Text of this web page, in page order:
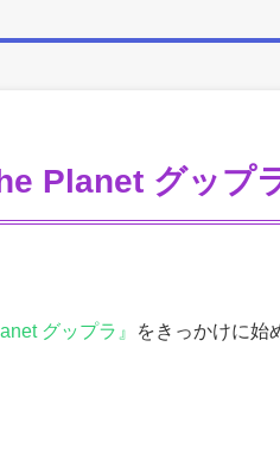
Planet グップ
グップラ』
をきっかけに始